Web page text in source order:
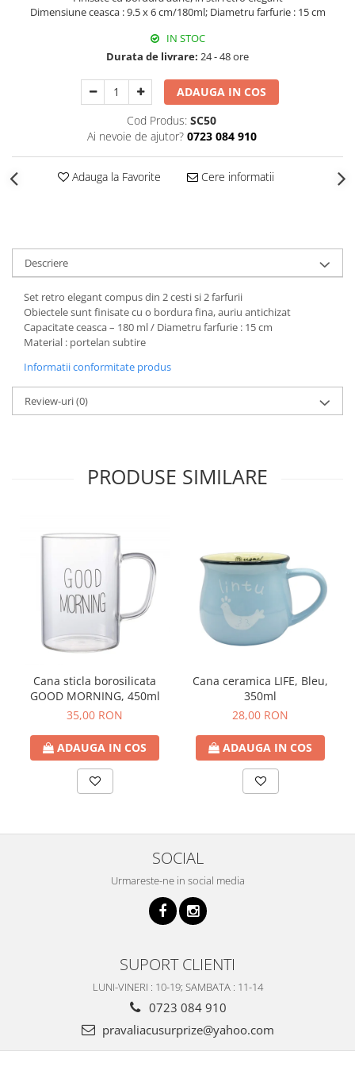
Decoratiuni Craciun
Crengute Decorative
Decoratiuni Luminoase
Aromaterapie Craciun
Felicitari, Cutii si Pungi de Cadou
Dimensiune ceasca : 9.5 x 6 cm/180ml; Diametru farfurie : 15 cm
IN STOC
Durata de livrare: 24 - 48 ore
ADAUGA IN COS
Cod Produs: SC50
Ai nevoie de ajutor? 0723 084 910
Adauga la Favorite Cere informatii
Descriere
Set retro elegant compus din 2 cesti si 2 farfurii
Obiectele sunt finisate cu o bordura fina, auriu antichizat
Capacitate ceasca – 180 ml / Diametru farfurie : 15 cm
Material : portelan subtire
Informatii conformitate produs
Review-uri(0)
PRODUSE SIMILARE
Cana sticla borosilicata
GOOD MORNING, 450ml
35,00 RON
ADAUGA IN COS
Cana ceramica LIFE, Bleu,
350ml
28,00 RON
ADAUGA IN COS
SOCIAL
Urmareste-ne in social media
SUPORT CLIENTI
LUNI-VINERI : 10-19; SAMBATA : 11-14
0723 084 910
pravaliacusurprize@yahoo.com